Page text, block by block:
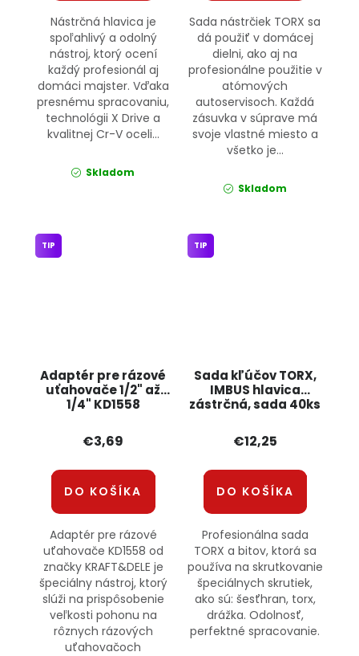
Nástrčná hlavica je
spoľahlivý a odolný
nástroj, ktorý ocení
každý profesionál aj
domáci majster. Vďaka
presnému spracovaniu,
technológii X Drive a
kvalitnej Cr-V oceli...
Skladom
Sada nástrčiek TORX sa
dá použiť v domácej
dielni, ako aj na
profesionálne použitie v
atómových
autoservisoch. Každá
zásuvka v súprave má
svoje vlastné miesto a
všetko je...
Skladom
Adaptér pre rázové
uťahovače 1/2" až
1/4" KD1558
TIP
€3,69
DO KOŠÍKA
Adaptér pre rázové
uťahovače KD1558 od
značky KRAFT&DELE je
špeciálny nástroj, ktorý
slúži na prispôsobenie
veľkosti pohonu na
rôznych rázových
uťahovačoch
Sada kľúčov TORX,
IMBUS hlavica
zástrčná, sada 40ks
TIP
€12,25
DO KOŠÍKA
Profesionálna sada
TORX a bitov, ktorá sa
používa na skrutkovanie
špeciálnych skrutiek,
ako sú: šesťhran, torx,
drážka. Odolnosť,
perfektné spracovanie.